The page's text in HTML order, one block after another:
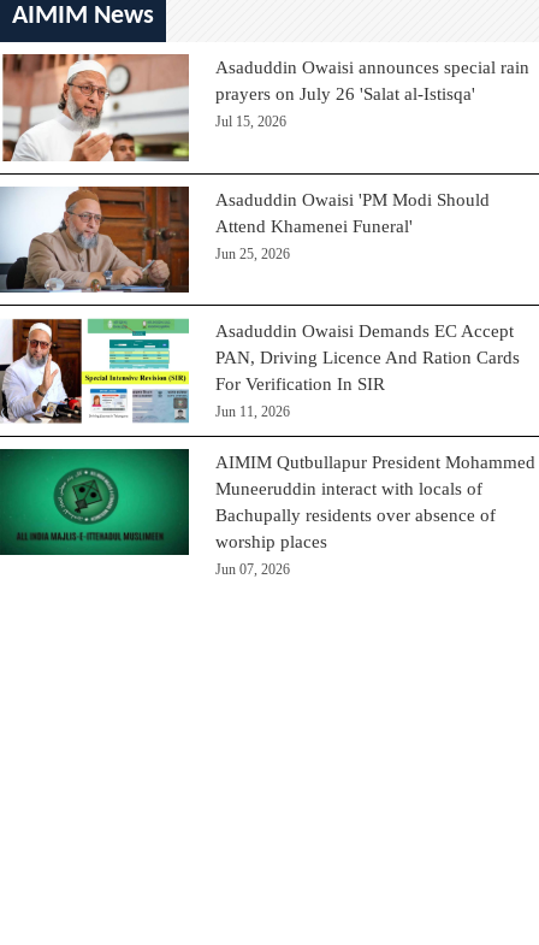
AIMIM News
Asaduddin Owaisi announces special rain
prayers on July 26 'Salat al-Istisqa'
Jul 15, 2026
Asaduddin Owaisi 'PM Modi Should
Attend Khamenei Funeral'
Jun 25, 2026
Asaduddin Owaisi Demands EC Accept
PAN, Driving Licence And Ration Cards
For Verification In SIR
Jun 11, 2026
AIMIM Qutbullapur President Mohammed
Muneeruddin interact with locals of
Bachupally residents over absence of
worship places
Jun 07, 2026